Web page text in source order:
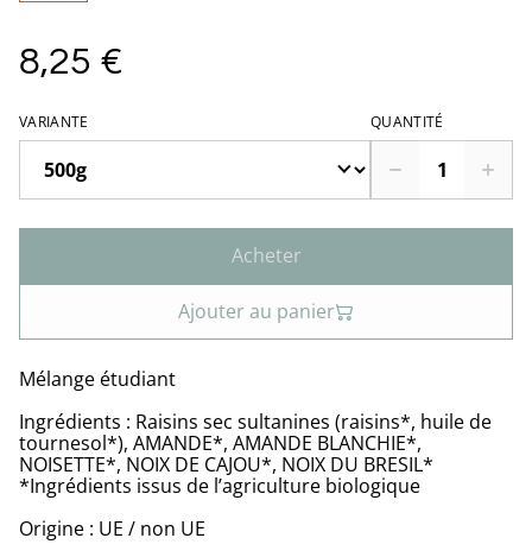
8,25 €
VARIANTE QUANTITÉ
Acheter
Ajouter au panier
Mélange étudiant
Ingrédients : Raisins sec sultanines (raisins*, huile de
tournesol*), AMANDE*, AMANDE BLANCHIE*,
NOISETTE*, NOIX DE CAJOU*, NOIX DU BRESIL*
*Ingrédients issus de l’agriculture biologique
Origine : UE / non UE